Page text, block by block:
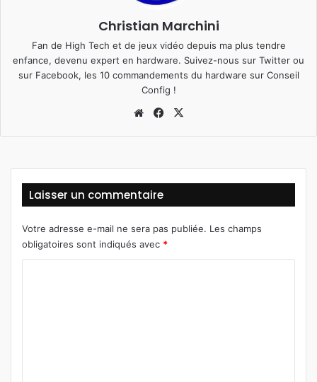
Christian Marchini
Fan de High Tech et de jeux vidéo depuis ma plus tendre
enfance, devenu expert en hardware. Suivez-nous sur Twitter ou
sur Facebook, les 10 commandements du hardware sur Conseil
Config !
We
Fa
Laisser un commentaire
Votre adresse e-mail ne sera pas publiée. Les champs
obligatoires sont indiqués avec *